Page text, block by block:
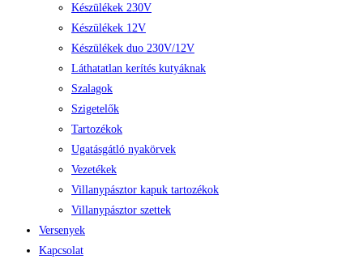
Készülékek 230V
Készülékek 12V
Készülékek duo 230V/12V
Láthatatlan kerítés kutyáknak
Szalagok
Szigetelők
Tartozékok
Ugatásgátló nyakörvek
Vezetékek
Villanypásztor kapuk tartozékok
Villanypásztor szettek
Versenyek
Kapcsolat